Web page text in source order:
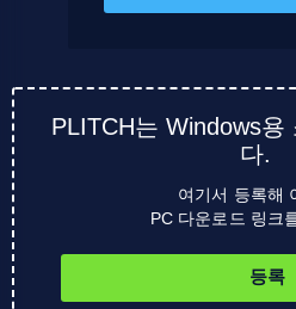
PLITCH는 Windows용
다.
여기서 등록해
PC 다운로드 링크
등록